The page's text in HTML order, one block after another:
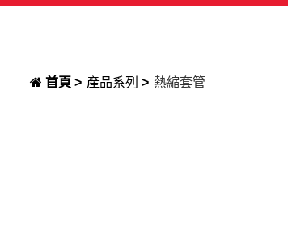
首頁 > 產品系列 > 熱縮套管